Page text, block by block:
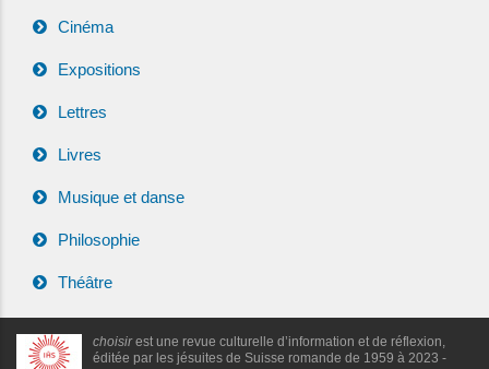
Cinéma
Expositions
Lettres
Livres
Musique et danse
Philosophie
Théâtre
choisirest une revue culturelle d’information et de réflexion,
éditée par les jésuites de Suisse romande de 1959 à 2023 -